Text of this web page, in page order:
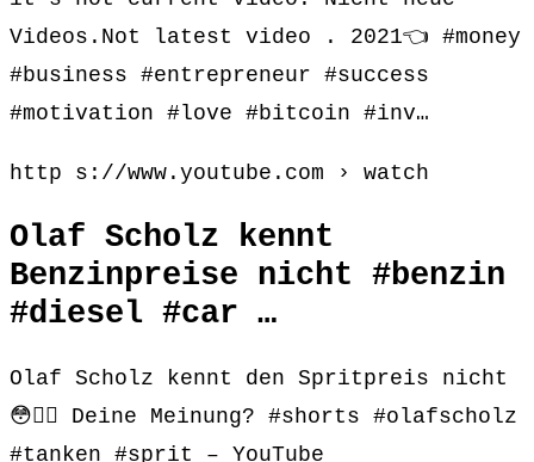
Videos.Not latest video . 2021👈 #money
#business #entrepreneur #success
#motivation #love #bitcoin #inv…
http s://www.youtube.com › watch
Olaf Scholz kennt
Benzinpreise nicht #benzin
#diesel #car …
Olaf Scholz kennt den Spritpreis nicht
😳👎🏻 Deine Meinung? #shorts #olafscholz
#tanken #sprit – YouTube